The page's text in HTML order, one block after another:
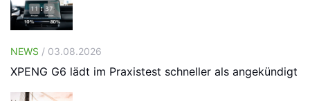
NEWS / 03.08.2026
XPENG G6 lädt im Praxistest schneller als angekündigt